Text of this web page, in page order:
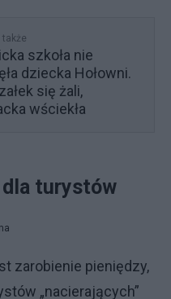
także
szkoła nie
dziecka Hołowni.
się żali,
wściekła
turystów
zarobienie pieniędzy,
„nacierających”